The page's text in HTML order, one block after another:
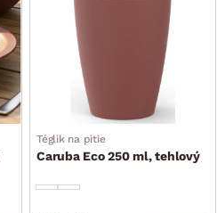
Téglik na pitie
Caruba Eco 250 ml, tehlový